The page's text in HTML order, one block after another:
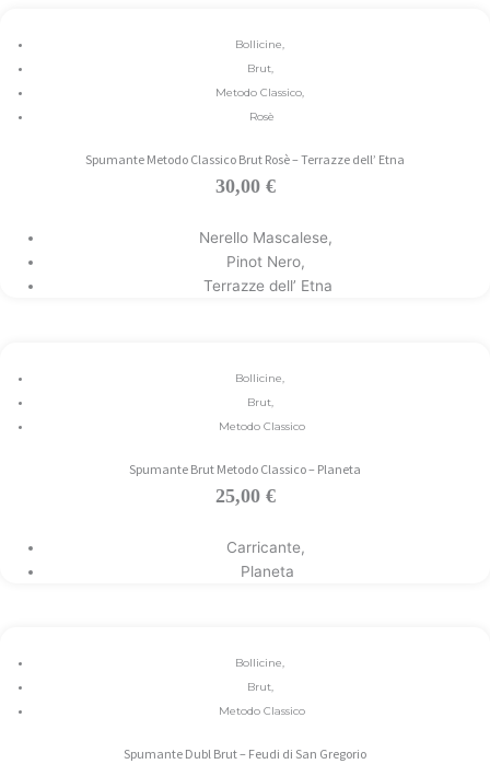
Bollicine,
Brut,
Metodo Classico,
Rosè
Spumante Metodo Classico Brut Rosè – Terrazze dell’ Etna
30,00 €
Nerello Mascalese,
Pinot Nero,
Terrazze dell’ Etna
Bollicine,
Brut,
Metodo Classico
Spumante Brut Metodo Classico – Planeta
25,00 €
Carricante,
Planeta
Bollicine,
Brut,
Metodo Classico
Spumante Dubl Brut – Feudi di San Gregorio